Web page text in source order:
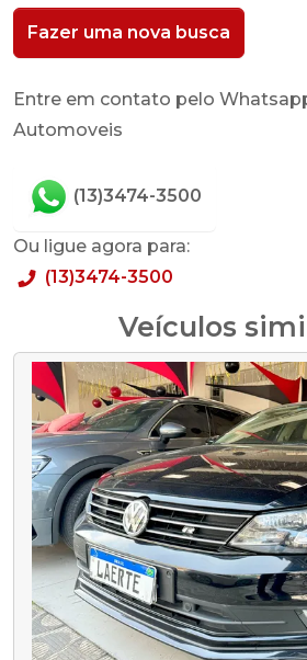
Fazer uma nova busca
Entre em contato pelo
Automoveis
(13)3474-3500
Ou ligue agora para:
(13)3474-3500
Veículos